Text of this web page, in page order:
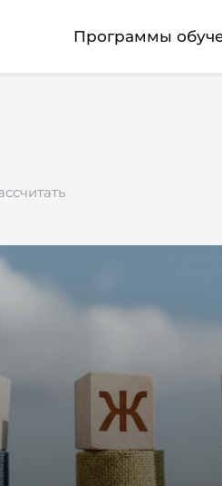
Программы